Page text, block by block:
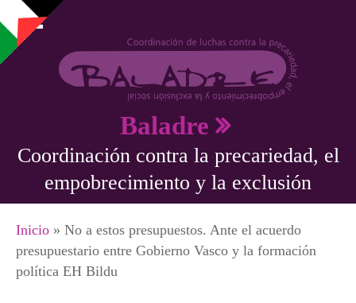
Pasar al contenido principal
Baladre
Coordinación contra la precariedad, el
empobrecimiento y la exclusión
Se encuentra usted aquí
Inicio » No a estos presupuestos. Ante el acuerdo
presupuestario entre Gobierno Vasco y la formación
política EH Bildu